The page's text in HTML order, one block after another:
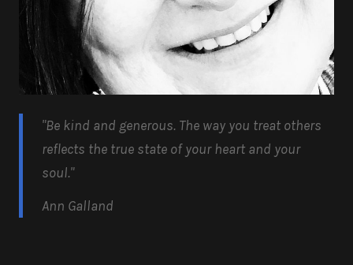
"Be kind and generous. The way you treat others
reflects the true state of your heart and your
soul."
Ann Galland